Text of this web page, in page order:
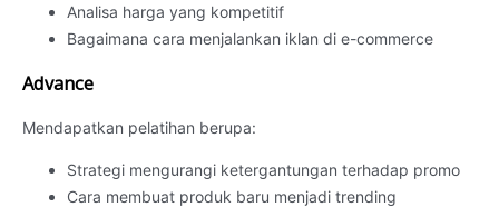
Analisa harga yang kompetitif
Bagaimana cara menjalankan iklan di e-commerce
Advance
Mendapatkan pelatihan berupa:
Strategi mengurangi ketergantungan terhadap promo
Cara membuat produk baru menjadi trending